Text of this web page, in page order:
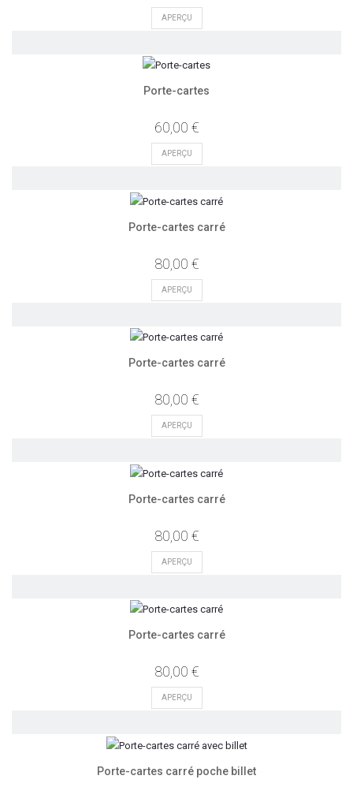
APERÇU
Porte-cartes
60,00 €
APERÇU
Porte-cartes carré
80,00 €
APERÇU
Porte-cartes carré
80,00 €
APERÇU
Porte-cartes carré
80,00 €
APERÇU
Porte-cartes carré
80,00 €
APERÇU
Porte-cartes carré poche billet